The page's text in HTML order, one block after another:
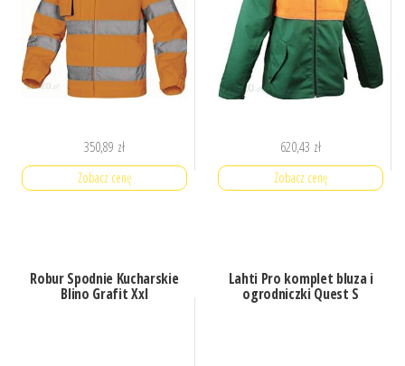
350,89 zł
Zobacz cenę
620,43 zł
Zobacz cenę
Robur Spodnie Kucharskie
Blino Grafit Xxl
Lahti Pro komplet bluza i
ogrodniczki Quest S